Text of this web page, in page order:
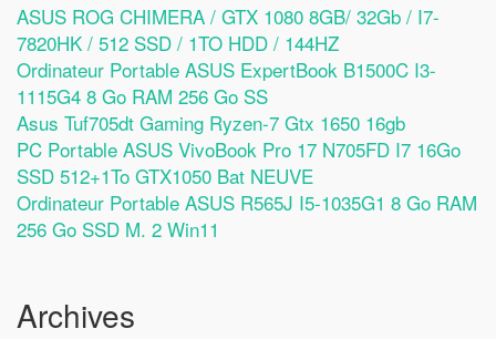
ASUS ROG CHIMERA / GTX 1080 8GB/ 32Gb / I7-
7820HK / 512 SSD / 1TO HDD / 144HZ
Ordinateur Portable ASUS ExpertBook B1500C I3-
1115G4 8 Go RAM 256 Go SS
Asus Tuf705dt Gaming Ryzen-7 Gtx 1650 16gb
PC Portable ASUS VivoBook Pro 17 N705FD I7 16Go
SSD 512+1To GTX1050 Bat NEUVE
Ordinateur Portable ASUS R565J I5-1035G1 8 Go RAM
256 Go SSD M. 2 Win11
Archives